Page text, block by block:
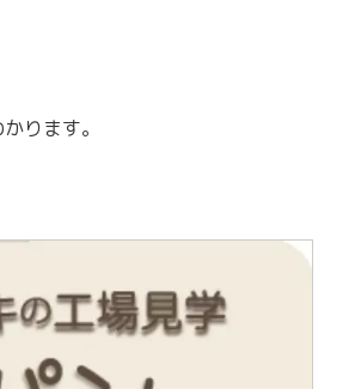
四国ります。